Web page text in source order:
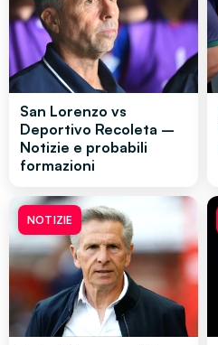
San Lorenzo vs
Deportivo Recoleta –
Notizie e probabili
formazioni
NOTIZIE